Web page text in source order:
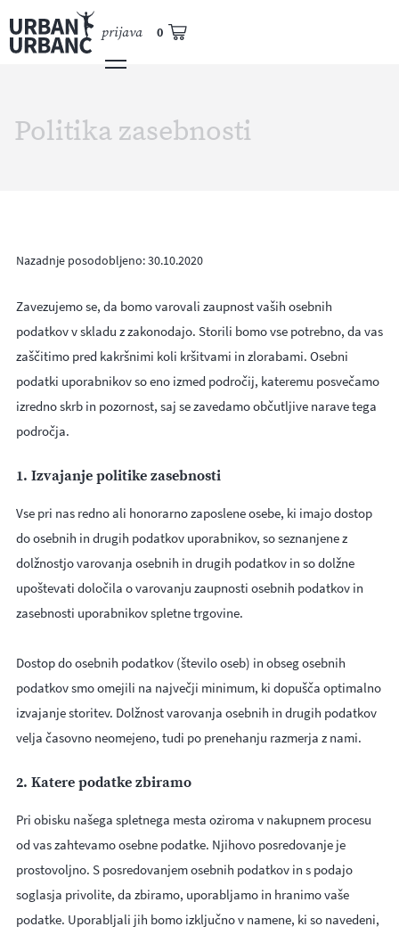
prijava 0
Politika zasebnosti
Nazadnje posodobljeno: 30.10.2020
Zavezujemo se, da bomo varovali zaupnost vaših osebnih
podatkov v skladu z zakonodajo. Storili bomo vse potrebno, da vas
zaščitimo pred kakršnimi koli kršitvami in zlorabami. Osebni
podatki uporabnikov so eno izmed področij, kateremu posvečamo
izredno skrb in pozornost, saj se zavedamo občutljive narave tega
področja.
1. Izvajanje politike zasebnosti
Vse pri nas redno ali honorarno zaposlene osebe, ki imajo dostop
do osebnih in drugih podatkov uporabnikov, so seznanjene z
dolžnostjo varovanja osebnih in drugih podatkov in so dolžne
upoštevati določila o varovanju zaupnosti osebnih podatkov in
zasebnosti uporabnikov spletne trgovine.
Dostop do osebnih podatkov (število oseb) in obseg osebnih
podatkov smo omejili na največji minimum, ki dopušča optimalno
izvajanje storitev. Dolžnost varovanja osebnih in drugih podatkov
velja časovno neomejeno, tudi po prenehanju razmerja z nami.
2. Katere podatke zbiramo
Pri obisku našega spletnega mesta oziroma v nakupnem procesu
od vas zahtevamo osebne podatke. Njihovo posredovanje je
prostovoljno. S posredovanjem osebnih podatkov in s podajo
soglasja privolite, da zbiramo, uporabljamo in hranimo vaše
podatke. Uporabljali jih bomo izključno v namene, ki so navedeni,